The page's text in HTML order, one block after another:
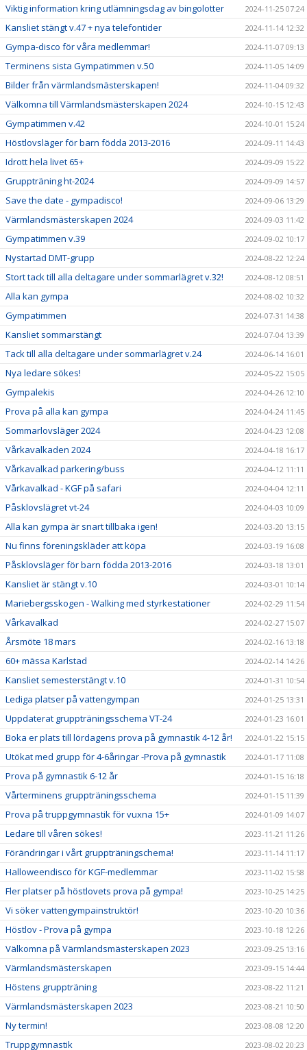
Viktig information kring utlämningsdag av bingolotter 2024-11-25 07:24
Kansliet stängt v.47 + nya telefontider 2024-11-14 12:32
Gympa-disco för våra medlemmar! 2024-11-07 09:13
Terminens sista Gympatimmen v.50 2024-11-05 14:09
Bilder från värmlandsmästerskapen! 2024-11-04 09:32
Välkomna till Värmlandsmästerskapen 2024 2024-10-15 12:43
Gympatimmen v.42 2024-10-01 15:24
Höstlovsläger för barn födda 2013-2016 2024-09-11 14:43
Idrott hela livet 65+ 2024-09-09 15:22
Gruppträning ht-2024 2024-09-09 14:57
Save the date - gympadisco! 2024-09-06 13:29
Värmlandsmästerskapen 2024 2024-09-03 11:42
Gympatimmen v.39 2024-09-02 10:17
Nystartad DMT-grupp 2024-08-22 12:24
Stort tack till alla deltagare under sommarlägret v.32! 2024-08-12 08:51
Alla kan gympa 2024-08-02 10:32
Gympatimmen 2024-07-31 14:38
Kansliet sommarstängt 2024-07-04 13:39
Tack till alla deltagare under sommarlägret v.24 2024-06-14 16:01
Nya ledare sökes! 2024-05-22 15:05
Gympalekis 2024-04-26 12:10
Prova på alla kan gympa 2024-04-24 11:45
Sommarlovsläger 2024 2024-04-23 12:08
Vårkavalkaden 2024 2024-04-18 16:17
Vårkavalkad parkering/buss 2024-04-12 11:11
Vårkavalkad - KGF på safari 2024-04-04 12:11
Påsklovslägret vt-24 2024-04-03 10:09
Alla kan gympa är snart tillbaka igen! 2024-03-20 13:15
Nu finns föreningskläder att köpa 2024-03-19 16:08
Påsklovsläger för barn födda 2013-2016 2024-03-18 13:01
Kansliet är stängt v.10 2024-03-01 10:14
Mariebergsskogen - Walking med styrkestationer 2024-02-29 11:54
Vårkavalkad 2024-02-27 15:07
Årsmöte 18 mars 2024-02-16 13:18
60+ mässa Karlstad 2024-02-14 14:26
Kansliet semesterstängt v.10 2024-01-31 10:54
Lediga platser på vattengympan 2024-01-25 13:31
Uppdaterat gruppträningsschema VT-24 2024-01-23 16:01
Boka er plats till lördagens prova på gymnastik 4-12 år! 2024-01-22 15:15
Utökat med grupp för 4-6åringar -Prova på gymnastik 2024-01-17 11:08
Prova på gymnastik 6-12 år 2024-01-15 16:18
Vårterminens gruppträningsschema 2024-01-15 11:39
Prova på truppgymnastik för vuxna 15+ 2024-01-09 14:07
Ledare till våren sökes! 2023-11-21 11:26
Förändringar i vårt gruppträningschema! 2023-11-14 11:17
Halloweendisco för KGF-medlemmar 2023-11-02 15:58
Fler platser på höstlovets prova på gympa! 2023-10-25 14:25
Vi söker vattengympainstruktör! 2023-10-20 10:36
Höstlov - Prova på gympa 2023-10-18 12:26
Välkomna på Värmlandsmästerskapen 2023 2023-09-25 13:16
Värmlandsmästerskapen 2023-09-15 14:44
Höstens gruppträning 2023-08-22 11:21
Värmlandsmästerskapen 2023 2023-08-21 10:50
Ny termin! 2023-08-08 12:20
Truppgymnastik 2023-08-02 20:23